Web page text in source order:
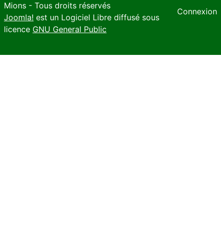
Mions - Tous droits réservés
Joomla! est un Logiciel Libre diffusé sous
licence GNU General Public
Connexion